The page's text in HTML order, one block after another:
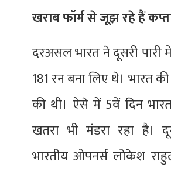
खराब फॉर्म से जूझ रहे हैं
दरअसल भारत ने दूसरी पारी
181 रन बना लिए थे। भारत
की थी। ऐसे में 5वें दिन
खतरा भी मंडरा रहा है।
भारतीय ओपनर्स लोकेश